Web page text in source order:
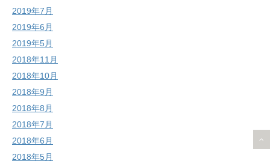
2019年7月
2019年6月
2019年5月
2018年11月
2018年10月
2018年9月
2018年8月
2018年7月
2018年6月
2018年5月